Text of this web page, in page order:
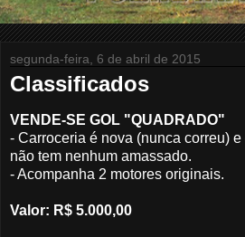
segunda-feira, 6 de abril de 2015
Classificados
VENDE-SE GOL "QUADRADO"
- Carroceria é nova (nunca correu)
não tem nenhum amassado.
- Acompanha 2 motores originais.
Valor: R$ 5.000,00